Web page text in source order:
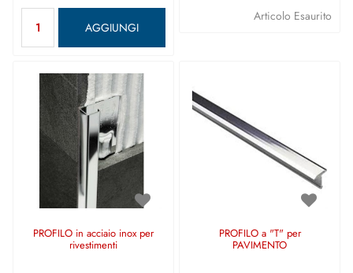
AGGIUNGI
Articolo Esaurito
PROFILO in acciaio inox per
rivestimenti
PROFILO a "T" per
PAVIMENTO